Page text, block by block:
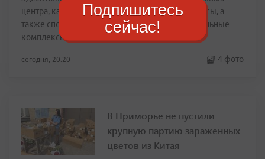
центра, кафе, магазины и другие нужные сервисы, а
также спортивные и физкультурно-оздоровительные
комплексы с бассейном
сегодня, 20:20 4 фото
В Приморье не пустили
крупную партию зараженных
цветов из Китая
Подпишитесь
сейчас!